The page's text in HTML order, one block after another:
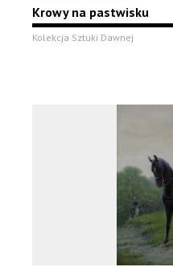
Krowy na pastwisku
Kolekcja Sztuki Dawnej